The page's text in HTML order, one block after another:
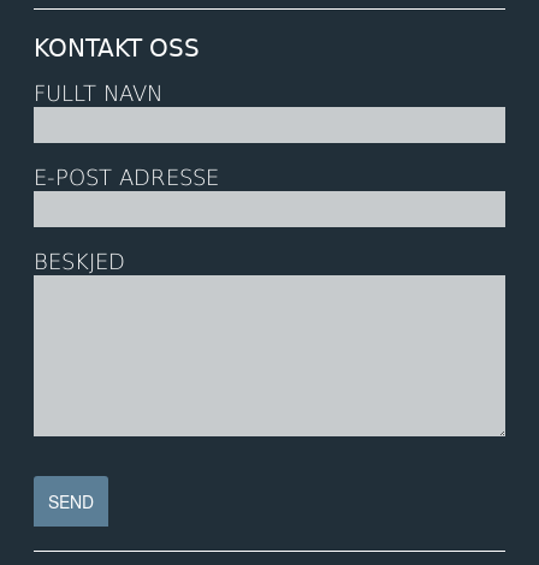
KONTAKT OSS
FULLT NAVN
E-POST ADRESSE
BESKJED